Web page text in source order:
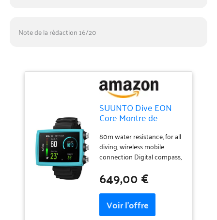
Note de la rédaction 16/20
SUUNTO Dive EON
Core Montre de
avec Écran Couleur
Facile à Lire, Étanche à
80m, Ordinateur sous-
de Réveil,
Chronomètre, Météo,
Boussole, Batterie
Rechargeable
80m water resistance, for all
diving, wireless mobile
connection Digital compass,
Rechargeable battery,
updatable software,
customizable
649,00 €